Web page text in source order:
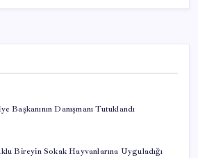
Başkanının Danışmanı Tutuklandı
Bireyin Sokak Hayvanlarına Uyguladığı